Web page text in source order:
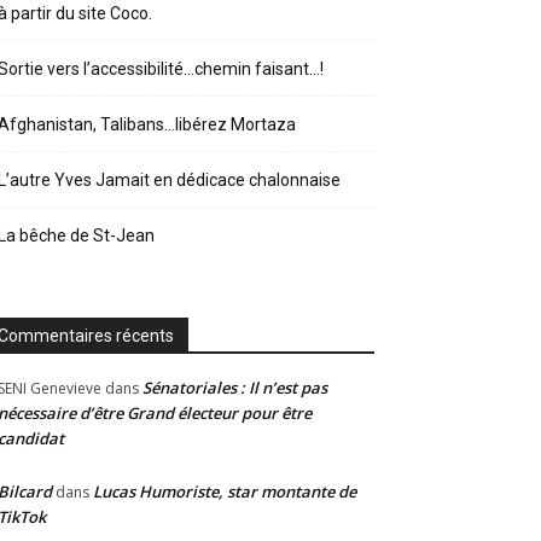
partir du site Coco.
vers l’accessibilité…chemin faisant…!
Talibans…libérez Mortaza
Yves Jamait en dédicace chalonnaise
bêche de St-Jean
récents
Genevieve dansSénatoriales : Il n’est pas
d’être Grand électeur pour être
dans Lucas Humoriste, star montante de